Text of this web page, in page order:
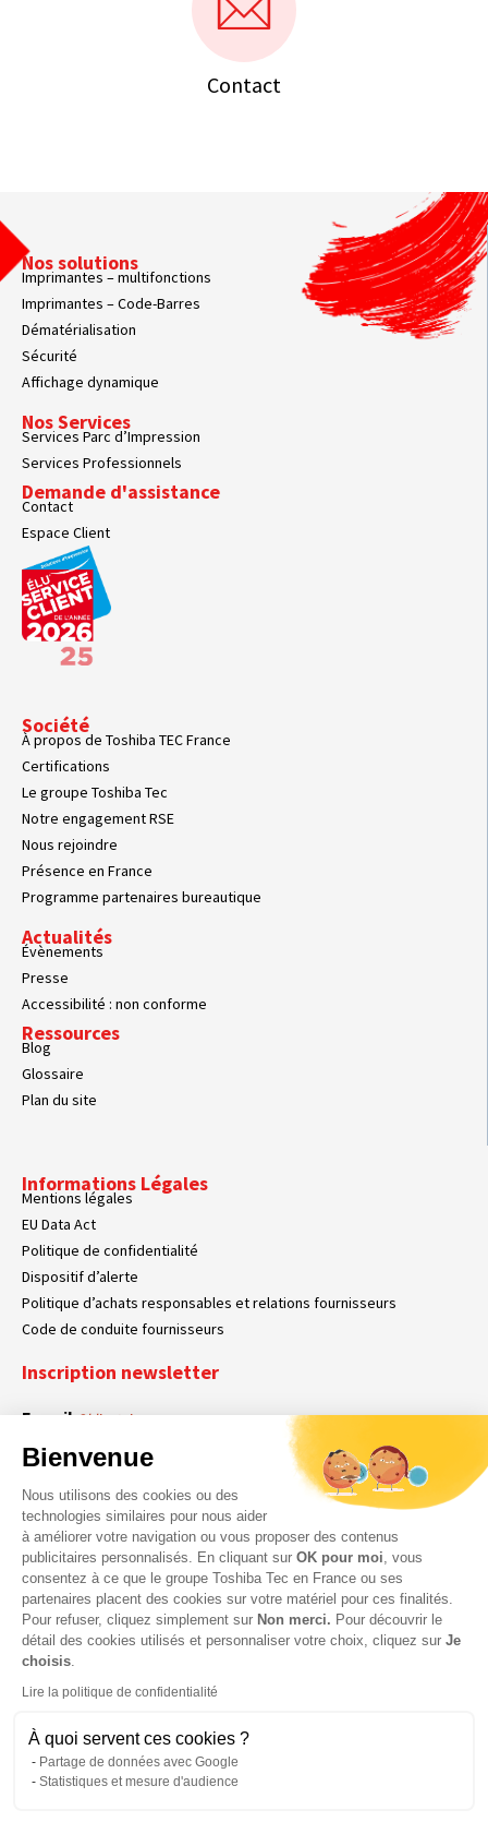
Contact
Nos solutions
Imprimantes – multifonctions
Imprimantes – Code-Barres
Dématérialisation
Sécurité
Affichage dynamique
Nos Services
Services Parc d’Impression
Services Professionnels
Demande d'assistance
Contact
Espace Client
Société
À propos de Toshiba TEC France
Certifications
Le groupe Toshiba Tec
Notre engagement RSE
Nous rejoindre
Présence en France
Programme partenaires bureautique
Actualités
Évènements
Presse
Accessibilité : non conforme
Ressources
Blog
Glossaire
Plan du site
Informations Légales
Mentions légales
EU Data Act
Politique de confidentialité
Dispositif d’alerte
Politique d’achats responsables et relations fournisseurs
Code de conduite fournisseurs
Inscription newsletter
E-mailObligatoire
RGPD
Obligatoire
En cochant cette case, vous acceptez que Toshiba Tec France collecte vos
données personnelles. Pour plus d’informations sur notre politique en matière
de données personnelles,cliquez ici.Obligatoire
Bienvenue
Nous utilisons des cookies ou des
technologies similaires pour nous aider
à améliorer votre navigation ou vous proposer des contenus
publicitaires personnalisés. En cliquant sur OK pour moi , vous
consentez à ce que le groupe Toshiba Tec en France ou ses
partenaires placent des cookies sur votre matériel pour ces finalités.
Pour refuser, cliquez simplement sur Non merci. Pour découvrir le
détail des cookies utilisés et personnaliser votre choix, cliquez sur Je
choisis
Lire la politique de confidentialité
À quoi servent ces cookies ?
Partage de données avec Google
Statistiques et mesure d'audience